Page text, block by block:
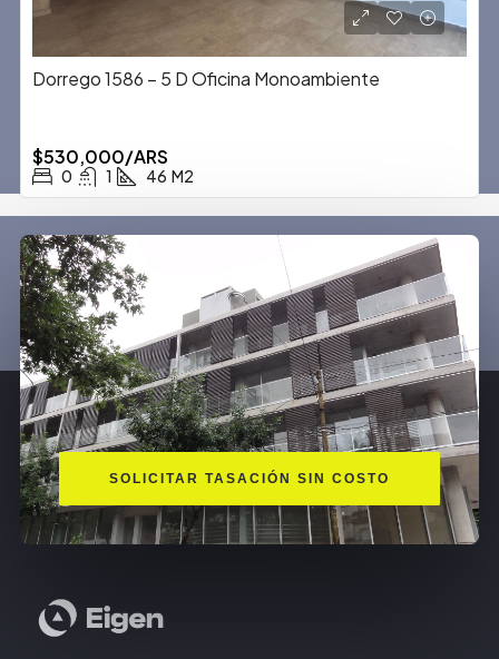
Dorrego 1586 – 5 D Oficina Monoambiente
$530,000/ARS
0 1 46 M2
SOLICITAR TASACIÓN SIN COSTO